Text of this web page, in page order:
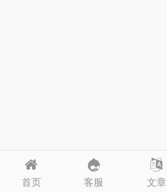
首页 客服 文章